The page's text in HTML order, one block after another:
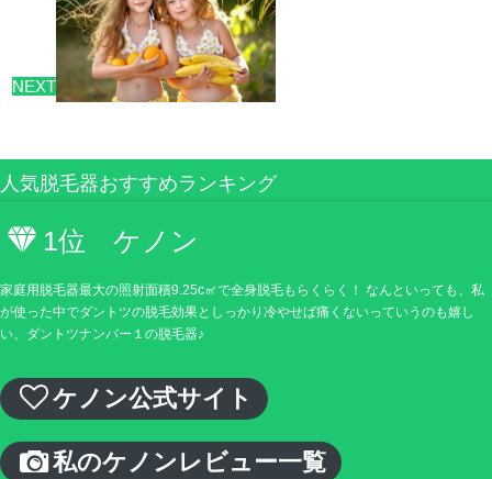
NEXT
人気脱毛器おすすめランキング
1位 ケノン
家庭用脱毛器最大の照射面積9.25c㎡で全身脱毛もらくらく！ なんといっても、私
が使った中でダントツの脱毛効果としっかり冷やせば痛くないっていうのも嬉し
い、ダントツナンバー１の脱毛器♪
ケノン公式サイト
私のケノンレビュー一覧